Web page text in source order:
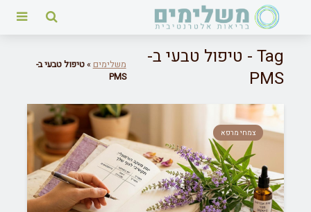
Tag - טיפול טבעי ב-
PMS
משלימים »טיפול טבעי ב-
PMS
צמחי מרפא